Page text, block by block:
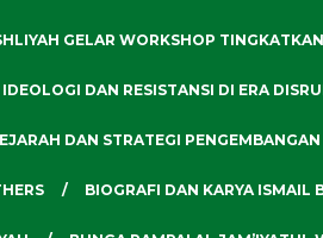
GELAR WORKSHOP
DAN RESISTANSI DI ERA
DAN STRATEGI PENGEMBANGAN
BIOGRAFI DAN KARYA ISMAIL